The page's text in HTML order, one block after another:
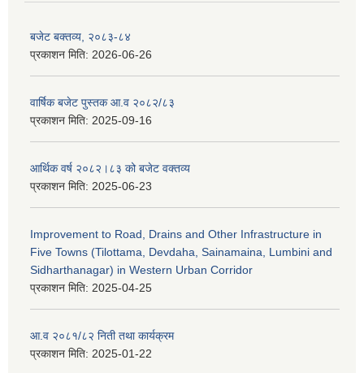
बजेट बक्तव्य, २०८३-८४
प्रकाशन मिति: 2026-06-26
वार्षिक बजेट पुस्तक आ.व २०८२/८३
प्रकाशन मिति: 2025-09-16
आर्थिक वर्ष २०८२।८३ को बजेट वक्तव्य
प्रकाशन मिति: 2025-06-23
Improvement to Road, Drains and Other Infrastructure in
Five Towns (Tilottama, Devdaha, Sainamaina, Lumbini and
Sidharthanagar) in Western Urban Corridor
प्रकाशन मिति: 2025-04-25
आ.व २०८१/८२ निती तथा कार्यक्रम
प्रकाशन मिति: 2025-01-22